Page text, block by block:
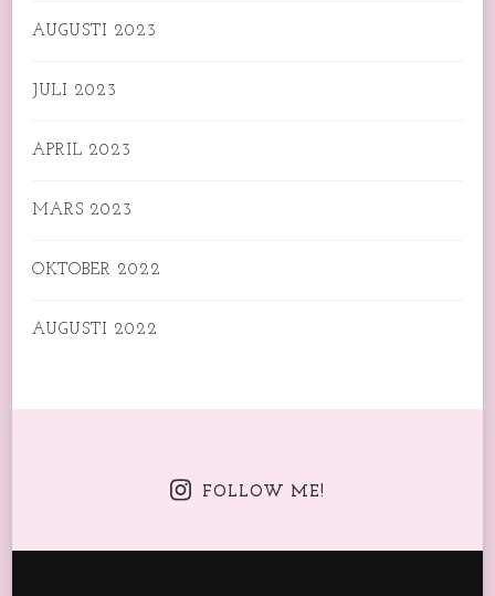
AUGUSTI 2023
JULI 2023
APRIL 2023
MARS 2023
OKTOBER 2022
AUGUSTI 2022
FOLLOW ME!